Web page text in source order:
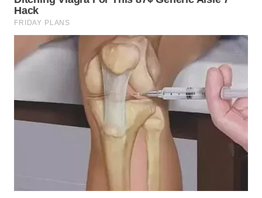
LESUNG
WN
KARO
WN
TENGAH